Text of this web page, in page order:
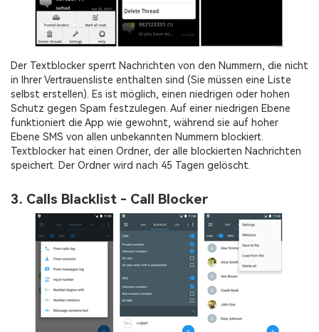
Der Textblocker sperrt Nachrichten von den Nummern, die nicht
in Ihrer Vertrauensliste enthalten sind (Sie müssen eine Liste
selbst erstellen). Es ist möglich, einen niedrigen oder hohen
Schutz gegen Spam festzulegen. Auf einer niedrigen Ebene
funktioniert die App wie gewohnt, während sie auf hoher
Ebene SMS von allen unbekannten Nummern blockiert.
Textblocker hat einen Ordner, der alle blockierten Nachrichten
speichert. Der Ordner wird nach 45 Tagen gelöscht.
3. Calls Blacklist - Call Blocker